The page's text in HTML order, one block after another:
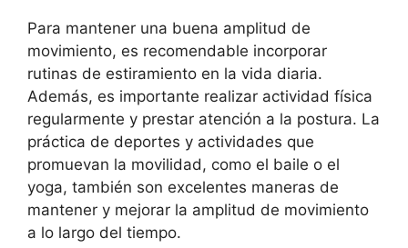
Para mantener una buena amplitud de
movimiento, es recomendable incorporar
rutinas de estiramiento en la vida diaria.
Además, es importante realizar actividad física
regularmente y prestar atención a la postura. La
práctica de deportes y actividades que
promuevan la movilidad, como el baile o el
yoga, también son excelentes maneras de
mantener y mejorar la amplitud de movimiento
a lo largo del tiempo.